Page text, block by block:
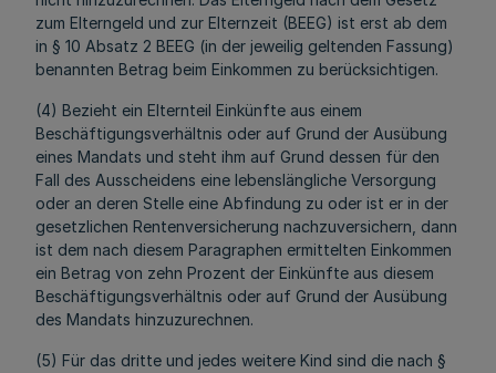
zum Elterngeld und zur Elternzeit (BEEG) ist erst ab dem
in § 10 Absatz 2 BEEG (in der jeweilig geltenden Fassung)
benannten Betrag beim Einkommen zu berücksichtigen.
(4) Bezieht ein Elternteil Einkünfte aus einem
Beschäftigungsverhältnis oder auf Grund der Ausübung
eines Mandats und steht ihm auf Grund dessen für den
Fall des Ausscheidens eine lebenslängliche Versorgung
oder an deren Stelle eine Abfindung zu oder ist er in der
gesetzlichen Rentenversicherung nachzuversichern, dann
ist dem nach diesem Paragraphen ermittelten Einkommen
ein Betrag von zehn Prozent der Einkünfte aus diesem
Beschäftigungsverhältnis oder auf Grund der Ausübung
des Mandats hinzuzurechnen.
(5) Für das dritte und jedes weitere Kind sind die nach §